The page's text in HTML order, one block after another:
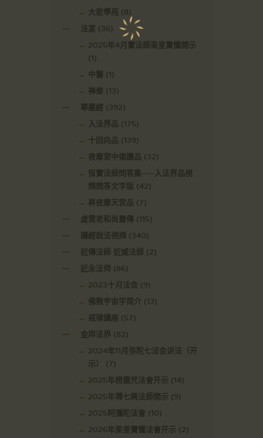
大悲學苑 (8)
法宴 (36)
2025年4月實法師梁皇寶懺開示
(1)
中醫 (1)
禅修 (13)
華嚴經 (392)
入法界品 (175)
十回向品 (139)
夜摩宮中偈讚品 (32)
恆實法師問答集——入法界品視
頻問答文字版 (42)
昇夜摩天宮品 (7)
虛雲老和尚畫傳 (115)
講經說法視頻
(340)
近傳法師 近威法師 (2)
近永法师 (86)
2023十月法会 (9)
佛教宇宙学简介 (13)
戒律講座 (57)
金岸法界 (82)
2024年11月弥陀七法会讲法（开
示）
(7)
2025年楞嚴咒法會开示 (14)
2025年禪七興法師開示 (9)
2025阿彌陀法會 (10)
2026年梁皇寶懺法會开示 (2)